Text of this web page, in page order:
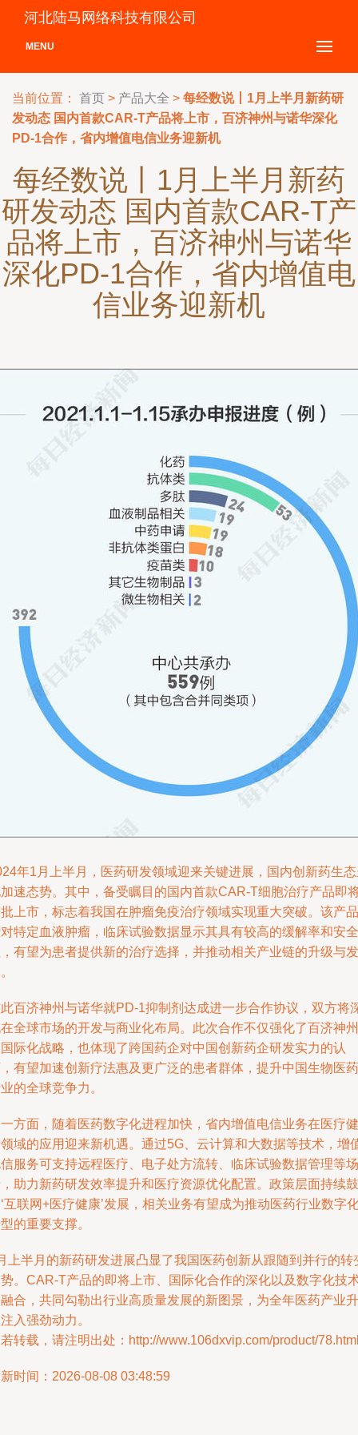
河北陆马网络科技有限公司
MENU
当前位置： 首页 > 产品大全 > 每经数说丨1月上半月新药研
发动态 国内首款CAR-T产品将上市，百济神州与诺华深化
PD-1合作，省内增值电信业务迎新机
每经数说丨1月上半月新药
研发动态 国内首款CAR-T产
品将上市，百济神州与诺华
深化PD-1合作，省内增值电
信业务迎新机
年1月上半月，医药研发领域迎来关键进展，国内创新药生
速态势。其中，备受瞩目的国内首款CAR-T细胞治疗产品即
上市，标志着我国在肿瘤免疫治疗领域实现重大突破。该产品
特定血液肿瘤，临床试验数据显示其具有较高的缓解率和安全
有望为患者提供新的治疗选择，并推动相关产业链的升级与发
百济神州与诺华就PD-1抑制剂达成进一步合作协议，双方将
全球市场的开发与商业化布局。此次合作不仅强化了百济神州
际化战略，也体现了跨国药企对中国创新药企研发实力的认
有望加速创新疗法惠及更广泛的患者群体，提升中国生物医药
的全球竞争力。
方面，随着医药数字化进程加快，省内增值电信业务在医疗健
域的应用迎来新机遇。通过5G、云计算和大数据等技术，增
服务可支持远程医疗、电子处方流转、临床试验数据管理等场
助力新药研发效率提升和医疗资源优化配置。政策层面持续鼓
互联网+医疗健康’发展，相关业务有望成为推动医药行业数字
的重要支撑。
上半月的新药研发进展凸显了我国医药创新从跟随到并行的转
。CAR-T产品的即将上市、国际化合作的深化以及数字化技
合，共同勾勒出行业高质量发展的新图景，为全年医药产业升
入强劲动力。
转载，请注明出处：http://www.106dxvip.com/product/
时间：2026-08-08 03:48:59